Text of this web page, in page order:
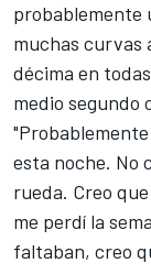
probablemente
muchas curvas
décima en
medio segundo
esta noche. No
rueda. Creo
me perdí la
faltaban, creo